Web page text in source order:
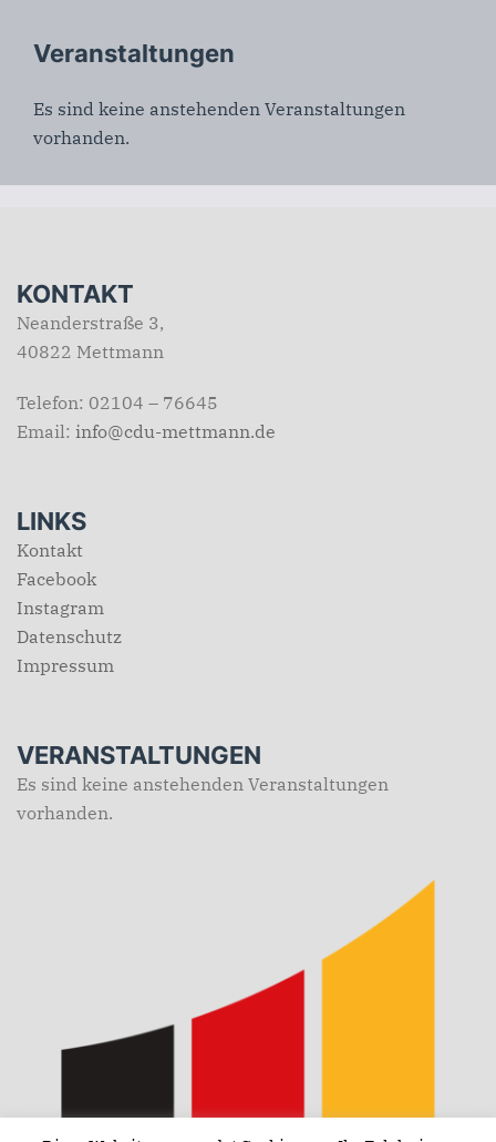
Veranstaltungen
Es sind keine anstehenden Veranstaltungen
vorhanden.
KONTAKT
Neanderstraße 3,
40822 Mettmann
Telefon: 02104 – 76645
Email: info@cdu-mettmann.de
LINKS
Kontakt
Facebook
Instagram
Datenschutz
Impressum
VERANSTALTUNGEN
Es sind keine anstehenden Veranstaltungen
vorhanden.